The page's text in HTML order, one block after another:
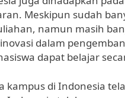
Meskipun sudah
namun masih
dalam
dapat belajar
di Indonesia